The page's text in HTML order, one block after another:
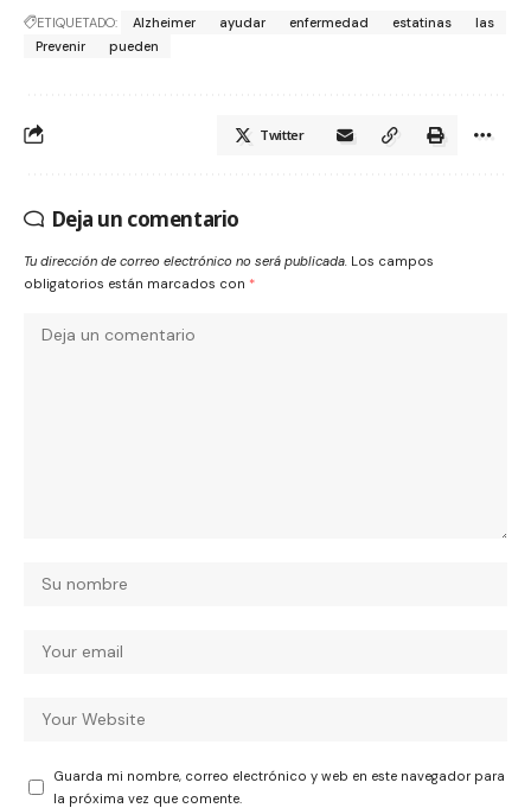
ETIQUETADO: Alzheimer ayudar enfermedad estatinas
las
Prevenir
pueden
Twitter
Deja un comentario
Tu dirección de correo electrónico no será publicada. Los campos
obligatorios están marcados con *
Guarda mi nombre, correo electrónico y web en este navegador para
la próxima vez que comente.